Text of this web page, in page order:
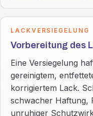
LACKVERSIEGELUNG
Vorbereitung des
Eine Versiegelung
gereinigtem,
korrigiertem Lack.
schwacher Haftung,
unruhiger